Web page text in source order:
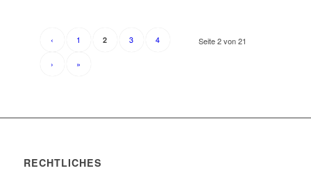
Seite 2 von 21
‹ 1 2 3 4
› »
RECHTLICHES